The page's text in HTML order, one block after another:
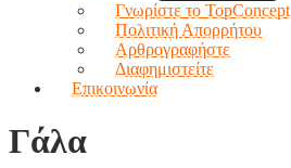
Γνωρίστε το TopConcept
Πολιτική Απορρήτου
Αρθρογραφήστε
Διαφημιστείτε
Επικοινωνία
Γάλα